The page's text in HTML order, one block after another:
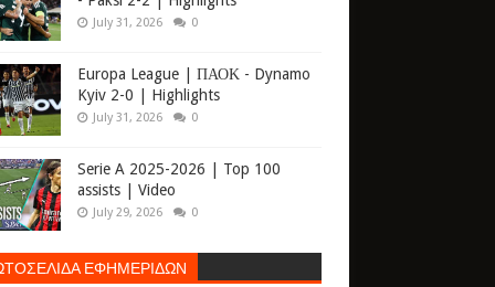
July 31, 2026 0
Europa League | ΠΑΟΚ - Dynamo
Kyiv 2-0 | Highlights
July 31, 2026 0
Serie A 2025-2026 | Top 100
assists | Video
July 29, 2026 0
ΕΦΗΜΕΡΙΔΩΝ